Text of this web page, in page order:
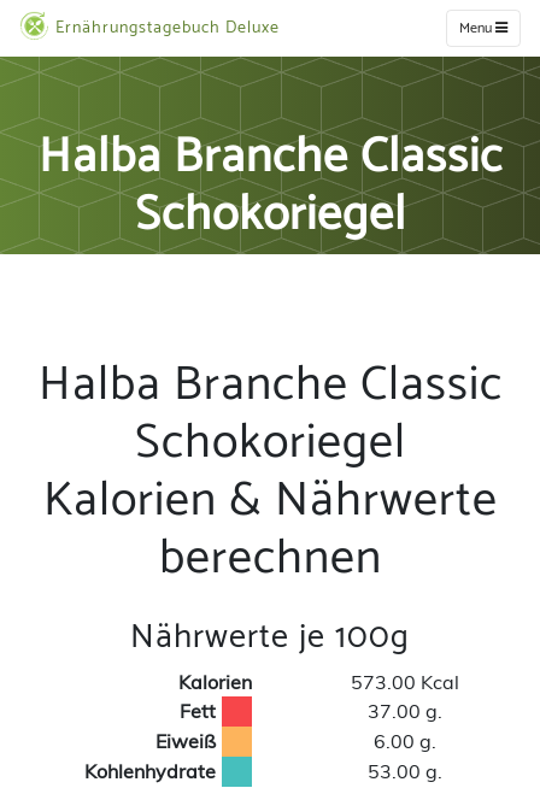
Ernährungstagebuch Deluxe Menu
Halba Branche Classic
Schokoriegel
Halba Branche Classic
Schokoriegel
Kalorien & Nährwerte
berechnen
Nährwerte je 100g
Kalorien
573.00 Kcal
Fett
37.00 g.
Eiweiß
6.00 g.
Kohlenhydrate
53.00 g.